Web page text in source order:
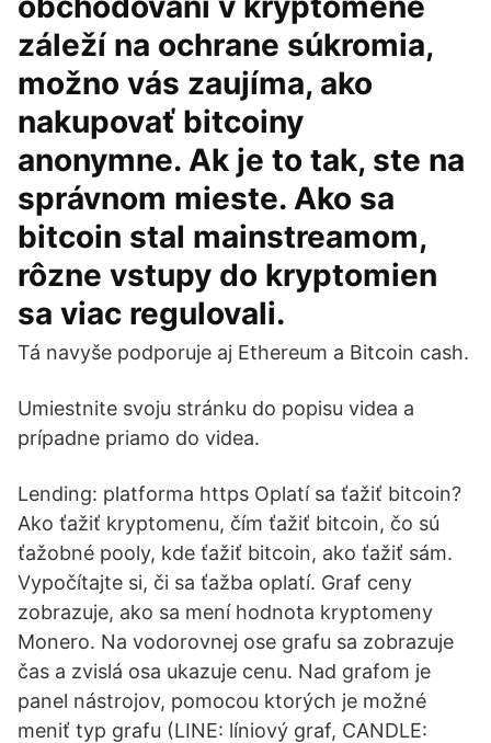
záleží na ochrane súkromia,
možno vás zaujíma, ako
nakupovať bitcoiny
anonymne. Ak je to tak, ste na
správnom mieste. Ako sa
bitcoin stal mainstreamom,
rôzne vstupy do kryptomien
sa viac regulovali.
Tá navyše podporuje aj Ethereum a Bitcoin cash.
Umiestnite svoju stránku do popisu videa a
prípadne priamo do videa.
Lending: platforma https Oplatí sa ťažiť bitcoin?
Ako ťažiť kryptomenu, čím ťažiť bitcoin, čo sú
ťažobné pooly, kde ťažiť bitcoin, ako ťažiť sám.
Vypočítajte si, či sa ťažba oplatí. Graf ceny
zobrazuje, ako sa mení hodnota kryptomeny
Monero. Na vodorovnej ose grafu sa zobrazuje
čas a zvislá osa ukazuje cenu. Nad grafom je
panel nástrojov, pomocou ktorých je možné
meniť typ grafu (LINE: líniový graf, CANDLE: